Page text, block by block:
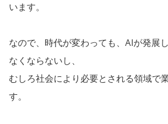
います。
なので、時代が変わっても、AIが発展
なくならないし、
むしろ社会により必要とされる領域で
す。